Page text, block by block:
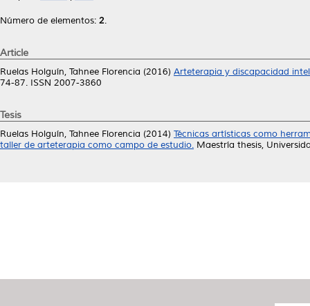
Número de elementos: 2.
Article
Ruelas Holguín, Tahnee Florencia (2016) Arteterapia y discapacidad
74-87. ISSN 2007-3860
Tesis
Ruelas Holguín, Tahnee Florencia (2014) Técnicas artísticas como
taller de arteterapia como campo de estudio. Maestría thesis,